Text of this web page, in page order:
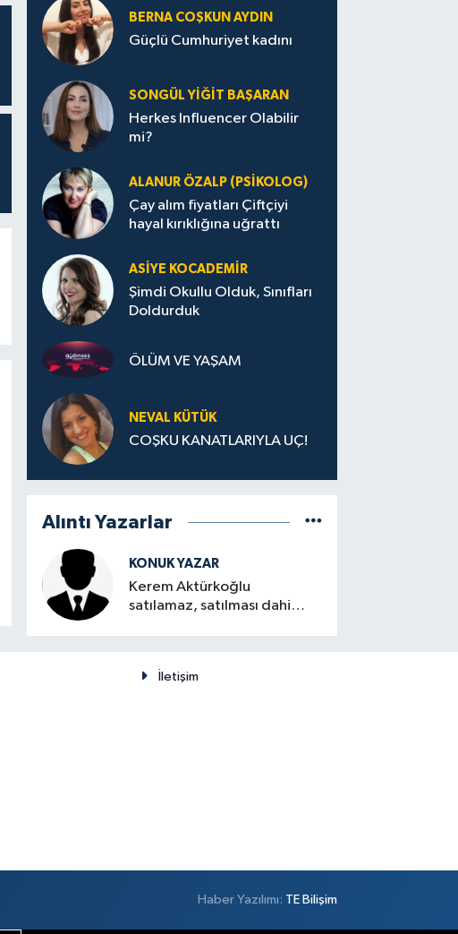
BERNA COŞKUN AYDIN
Güçlü Cumhuriyet kadını
SONGÜL YIĞIT BAŞARAN
Herkes Influencer Olabilir
mi?
ALANUR ÖZALP (PSIKOLOG)
Çay alım fiyatları Çiftçiyi
hayal kırıklığına uğrattı
ASIYE KOCADEMİR
Şimdi Okullu Olduk, Sınıfları
Doldurduk
ÖLÜM VE YAŞAM
NEVAL KÜTÜK
COŞKU KANATLARIYLA UÇ!
Alıntı Yazarlar
KONUK YAZAR
Kerem Aktürkoğlu
satılamaz, satılması dahi
İletişim
Haber Yazılımı: TE Bilişim